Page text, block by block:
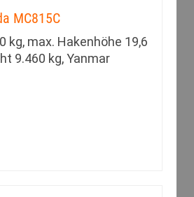
MC815C
kg, max. Hakenhöhe 19,6
9.460 kg, Yanmar